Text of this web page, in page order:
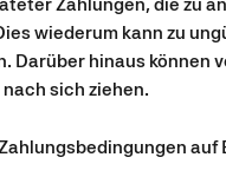
wiederum kann zu
Darüber hinaus können
sich ziehen.